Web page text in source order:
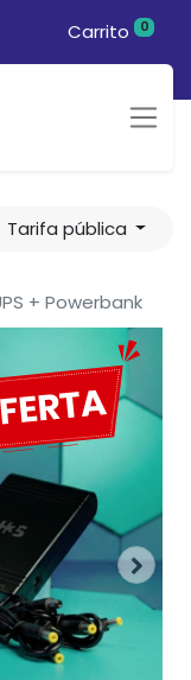
Carrito 0
Tarifa pública
+ Powerbank